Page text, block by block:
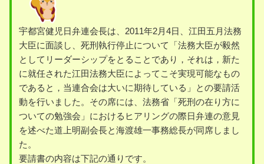
宇都宮健児日弁連会長は、2011年2月4日、江田五月法務
大臣に面談し、死刑執行停止について「法務大臣が毅然
としてリーダーシップをとることであり，それは，新た
に就任された江田法務大臣によってこそ実現可能なもの
であると，当連合会は大いに期待している」との要請活
動を行いました。その席には、法務省「死刑の在り方に
ついての勉強会」におけるヒアリングの際日弁連の意見
を述べた道上明副会長と海渡雄一事務総長が同席しまし
た。
要請書の内容は下記の通りです。